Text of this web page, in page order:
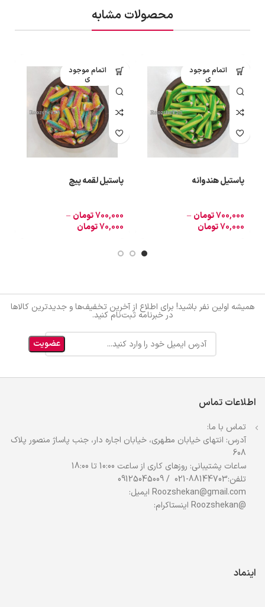
محصولات مشابه
اتمام موجود
ی
پاستیل هندوانه
700,000تومان –
70,000تومان
اتمام موجود
ی
پاستیل لقمه پیچ
700,000تومان –
70,000تومان
همیشه اولین نفر باشید! برای اطلاع از آخرین تخفیف‌ها و جدیدترین کالاها
در خبرنامه ثبت‌نام کنید.
اطلاعات تماس
تماس با ما:
آدرس: انتهای خیابان مطهری، خیابان اجاره دار، جنب پاساژ منصور پلاک
608
ساعات پشتیبانی: روزهای کاری از ساعت 10:00 تا 18:00
تلفن:88144703-021 / 09125045009
Roozshekan@gmail.com ایمیل:
@Roozshekan اینستاکرام:
اینماد